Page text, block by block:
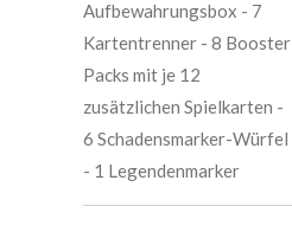
Aufbewahrungsbox - 7
Kartentrenner - 8 Booster
Packs mit je 12
zusätzlichen Spielkarten -
6 Schadensmarker-Würfel
- 1 Legendenmarker